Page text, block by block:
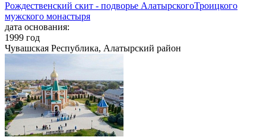
Рождественский скит - подворье АлатырскогоТроицкого
мужского монастыря
дата основания:
1999 год
Чувашская Республика, Алатырский район